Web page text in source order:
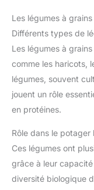
Les légumes à
Différents types de
Les légumes à
comme les haricots,
légumes, souvent
jouent un rôle
en protéines.
Rôle dans le potager
Ces légumes ont
grâce à leur
diversité biologique